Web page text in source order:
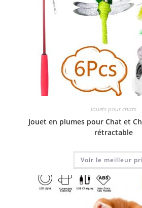
Jouets pour chats
Jouet en plumes pour Chat et
rétractable
Voir le meilleur